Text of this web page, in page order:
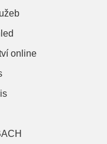
online